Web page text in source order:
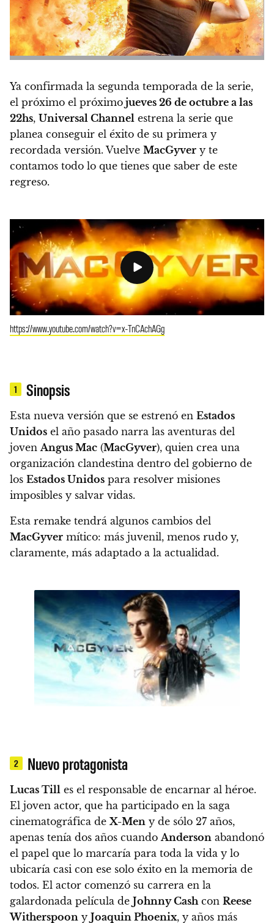
Ya confirmada la segunda temporada de la serie,
el próximo el próximo jueves 26 de octubre a las
22hs, Universal Channel estrena la serie que
planea conseguir el éxito de su primera y
recordada versión.Vuelve MacGyver y te
contamos todo lo que tienes que saber de este
regreso.
https://www.youtube.com/watch?v=x-TnCAchAGg
1 Sinopsis
Esta nueva versión que se estrenó en Estados
Unidos el año pasado narra las aventuras del
jovenAngus Mac (MacGyver), quien crea una
organización clandestina dentro del gobierno de
los Estados Unidos para resolver misiones
imposibles y salvar vidas.
Esta remake tendrá algunos cambios del
MacGyver mítico: más juvenil, menos rudo y,
claramente, más adaptado a la actualidad.
2 Nuevo protagonista
Lucas Till es el responsable de encarnar al héroe.
El joven actor, que ha participado en la saga
cinematográfica de X-Men y de sólo 27 años,
apenas tenía dos años cuando Anderson abandonó
el papel que lo marcaría para toda la vida y lo
ubicaría casi con ese solo éxito en la memoria de
todos. El actor comenzó su carrera en la
galardonada película de Johnny Cash con Reese
Witherspoon y Joaquin Phoenix, y años más